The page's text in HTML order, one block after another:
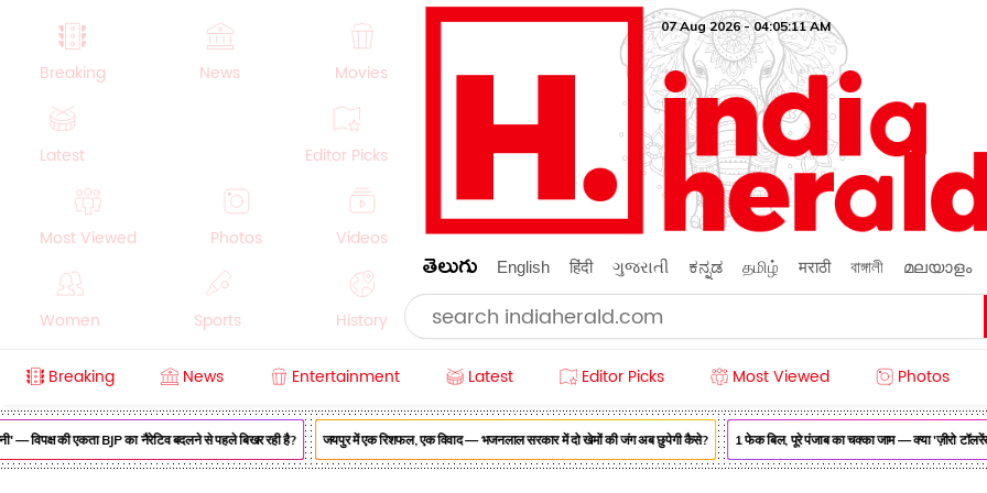
Breaking News Movies
Latest Editor Picks
Most Viewed Photos Videos
Women Sports History
Crime Beauty
07 Aug 2026 - 04:05:12 AM
తెలుగు English हिंदी ગુજરાતી ಕನ್ನಡ தமிழ் मराठी বাঙ্গালী മലയാളം
Breaking News Entertainment Latest Editor Picks Most Viewed Photos
की एकता BJP का नैरेटिव बदलने से पहले बिखर रही है? जयपुर में एक रिशफल, एक विवाद — भजनलाल सरकार में दो खेमों की जंग अब छुपेगी कैसे? 1 फेक बिल, पूरे पंजाब का चक्का जाम — क्या 'ज़ीरो टॉलरेंस'